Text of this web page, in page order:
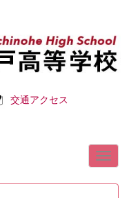
交通アクセス